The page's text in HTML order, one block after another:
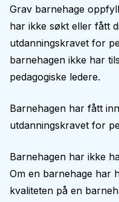
Grav barnehage
har ikke søkt eller fått
utdanningskravet for
barnehagen ikke har
pedagogiske ledere.
Barnehagen har fått
utdanningskravet for
Barnehagen har ikke
Om en barnehage har
kvaliteten på en